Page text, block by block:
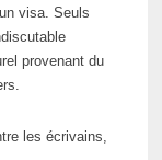
visa. Seuls
provenant du
les écrivains,